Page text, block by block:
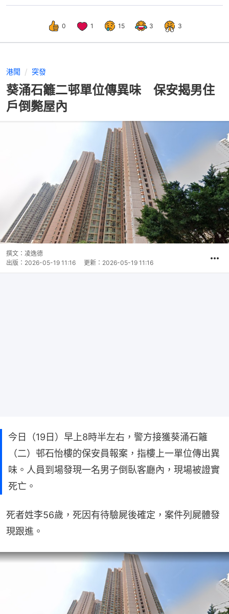
0 1 15 3 3
港聞 突發
葵涌石籬二邨單位傳異味 保安揭男住
戶倒斃屋內
撰文： 凌逸德
出版： 2026-05-19 11:16 更新： 2026-05-19 11:16
今日（19日）早上8時半左右，警方接獲葵涌石籬
（二）邨石怡樓的保安員報案，指樓上一單位傳出異
味。人員到場發現一名男子倒臥客廳內，現場被證實
死亡。
死者姓李56歲，死因有待驗屍後確定，案件列屍體發
現跟進。